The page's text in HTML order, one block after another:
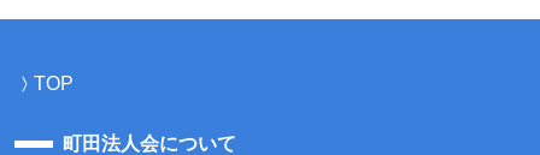
TOP
町田法人会について